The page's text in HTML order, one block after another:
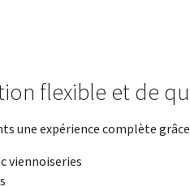
flexible et de
une expérience complète
viennoiseries